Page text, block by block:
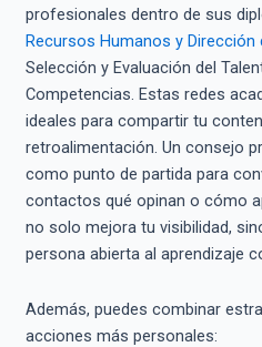
profesionales dentro de sus
Recursos Humanos y Dirección
Selección y Evaluación del
Competencias. Estas redes
ideales para compartir tu
retroalimentación. Un consejo
como punto de partida para
contactos qué opinan o cómo
no solo mejora tu visibilidad,
persona abierta al aprendizaje
Además, puedes combinar
acciones más personales: